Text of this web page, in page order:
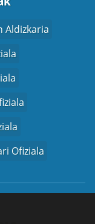
Aldizkaria
Ofiziala